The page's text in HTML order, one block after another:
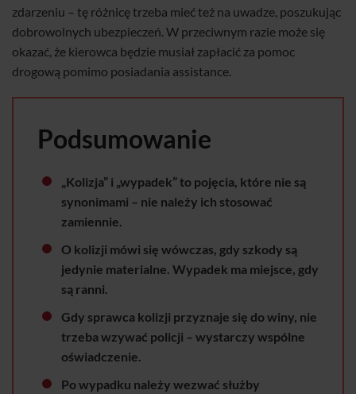
zdarzeniu – tę różnicę trzeba mieć też na uwadze, poszukując
dobrowolnych ubezpieczeń. W przeciwnym razie może się
okazać, że kierowca będzie musiał zapłacić za pomoc
drogową pomimo posiadania assistance.
Podsumowanie
„Kolizja” i „wypadek” to pojęcia, które nie są
synonimami – nie należy ich stosować
zamiennie.
O kolizji mówi się wówczas, gdy szkody są
jedynie materialne. Wypadek ma miejsce, gdy
są ranni.
Gdy sprawca kolizji przyznaje się do winy, nie
trzeba wzywać policji – wystarczy wspólne
oświadczenie.
Po wypadku należy wezwać służby